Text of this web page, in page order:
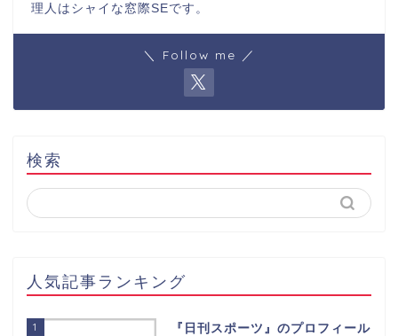
理人はシャイな窓際SEです。
＼ Follow me ／
検索
人気記事ランキング
1
『日刊スポーツ』のプロフィール